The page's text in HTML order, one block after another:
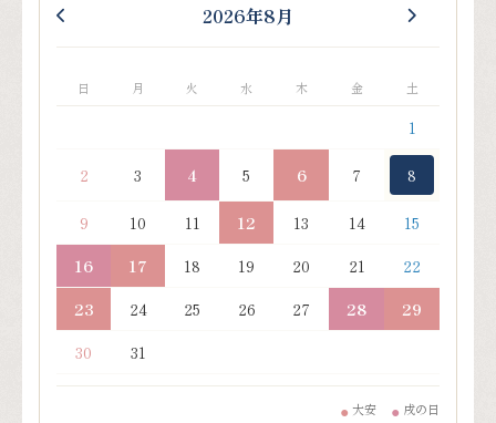
2026年8月
日 月 火 水 木 金 土
1
2 3 4 5 6 7 8
9 10 11 12 13 14
15
16
17 18 19 20 21
22
23
24 25 26 27 28
29
30
31
● 大安 ● 戌の日